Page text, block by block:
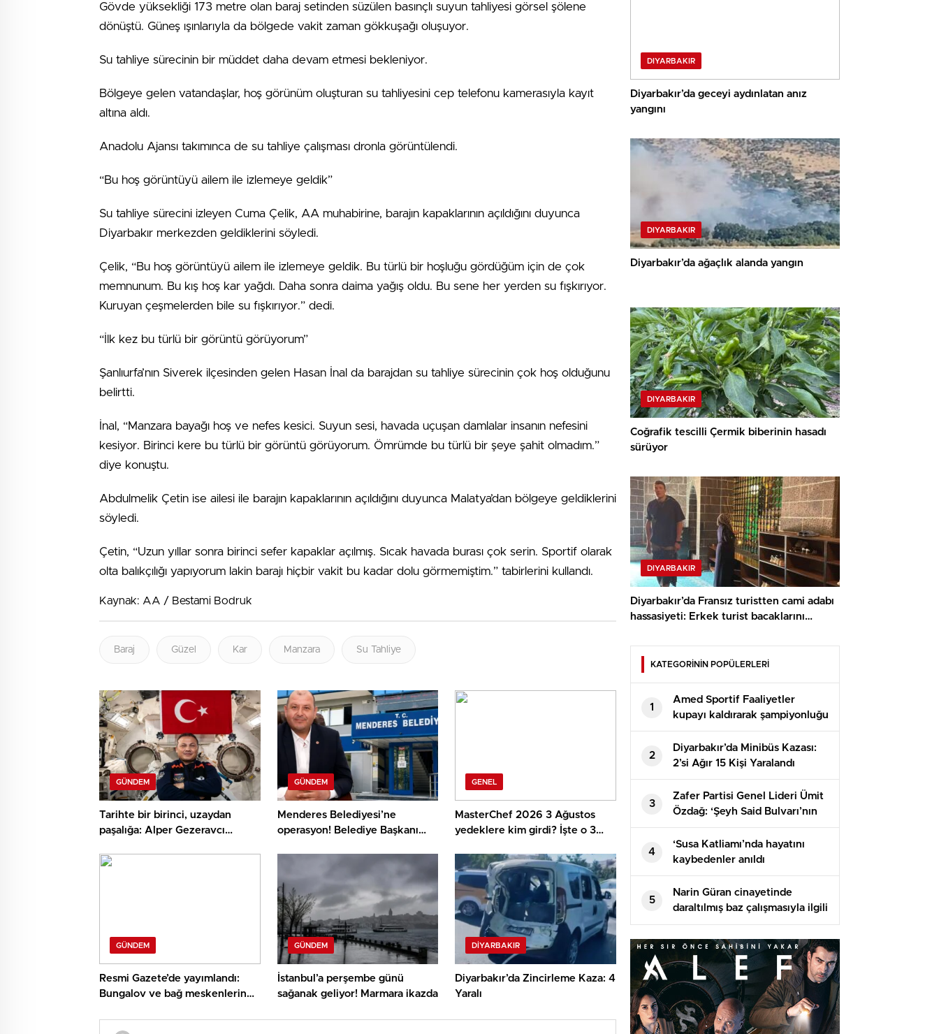
Gövde yüksekliği 173 metre olan baraj setinden süzülen basınçlı suyun tahliyesi görsel şölene
dönüştü. Güneş ışınlarıyla da bölgede vakit zaman gökkuşağı oluşuyor.
Su tahliye sürecinin bir müddet daha devam etmesi bekleniyor.
Bölgeye gelen vatandaşlar, hoş görünüm oluşturan su tahliyesini cep telefonu kamerasıyla kayıt
altına aldı.
Anadolu Ajansı takımınca de su tahliye çalışması dronla görüntülendi.
“Bu hoş görüntüyü ailem ile izlemeye geldik”
Su tahliye sürecini izleyen Cuma Çelik, AA muhabirine, barajın kapaklarının açıldığını duyunca
Diyarbakır merkezden geldiklerini söyledi.
Çelik, “Bu hoş görüntüyü ailem ile izlemeye geldik. Bu türlü bir hoşluğu gördüğüm için de çok
memnunum. Bu kış hoş kar yağdı. Daha sonra daima yağış oldu. Bu sene her yerden su fışkırıyor.
Kuruyan çeşmelerden bile su fışkırıyor.” dedi.
“İlk kez bu türlü bir görüntü görüyorum”
Şanlıurfa’nın Siverek ilçesinden gelen Hasan İnal da barajdan su tahliye sürecinin çok hoş olduğunu
belirtti.
İnal, “Manzara bayağı hoş ve nefes kesici. Suyun sesi, havada uçuşan damlalar insanın nefesini
kesiyor. Birinci kere bu türlü bir görüntü görüyorum. Ömrümde bu türlü bir şeye şahit olmadım.”
diye konuştu.
Abdulmelik Çetin ise ailesi ile barajın kapaklarının açıldığını duyunca Malatya’dan bölgeye geldiklerini
söyledi.
Çetin, “Uzun yıllar sonra birinci sefer kapaklar açılmış. Sıcak havada burası çok serin. Sportif olarak
olta balıkçılığı yapıyorum lakin barajı hiçbir vakit bu kadar dolu görmemiştim.” tabirlerini kullandı.
Kaynak: AA / Bestami Bodruk
Baraj Güzel Kar Manzara Su Tahliye
GÜNDEM
Tarihte bir birinci, uzaydan
paşalığa: Alper Gezeravcı
GÜNDEM
Menderes Belediyesi’ne
operasyon! Belediye Başkanı
GENEL
MasterChef 2026 3 Ağustos
yedeklere kim girdi? İşte o 3
GÜNDEM
Resmi Gazete’de yayımlandı:
Bungalov ve bağ meskenlerinde
GÜNDEM
İstanbul’a perşembe günü
sağanak geliyor! Marmara ikazda
DIYARBAKIR
Diyarbakır’da Zincirleme Kaza: 4
Yaralı
DIYARBAKIR
Diyarbakır’da geceyi aydınlatan anız
yangını
DIYARBAKIR
Diyarbakır’da ağaçlık alanda yangın
DIYARBAKIR
Coğrafik tescilli Çermik biberinin hasadı
sürüyor
DIYARBAKIR
Diyarbakır’da Fransız turistten cami adabı
hassasiyeti: Erkek turist bacaklarını
KATEGORİNİN POPÜLERLERİ
1
Amed Sportif Faaliyetler
kupayı kaldırarak şampiyonluğu
kutladı
2
Diyarbakır’da Minibüs Kazası:
2’si Ağır 15 Kişi Yaralandı
3
Zafer Partisi Genel Lideri Ümit
Özdağ: ‘Şeyh Said Bulvarı’nın
üstünde Abdullah Öcalan
Meydanı olacak mı?’
4
‘Susa Katliamı’nda hayatını
kaybedenler anıldı
5
Narin Güran cinayetinde
daraltılmış baz çalışmasıyla ilgili
istenen ek rapor tamamlandı: 2
metre ve 1 dakika yanılma
olabilir